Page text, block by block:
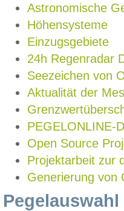
Astronomische
Höhensysteme
Einzugsgebiete
24h Regenradar
Seezeichen von
Aktualität der
PEGELONLINE-
Open Source
Projektarbeit zur
Generierung von